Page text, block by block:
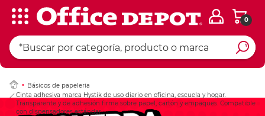
0
Básicos de papeleria
Cinta adhesiva marca Hystik de uso diario en oficina, escuela y hogar.
Transparente y de adhesión firme sobre papel, cartón y empaques. Compatible
con dispensadores estándar.
Ingresar Codigo